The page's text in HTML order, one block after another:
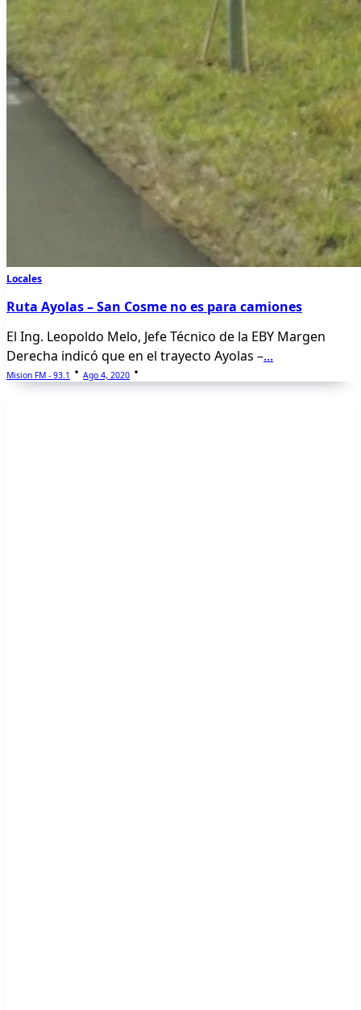
Locales
Ruta Ayolas – San Cosme no es para camiones
El Ing. Leopoldo Melo, Jefe Técnico de la EBY Margen
Derecha indicó que en el trayecto Ayolas –...
Mision FM - 93.1 Ago 4, 2020